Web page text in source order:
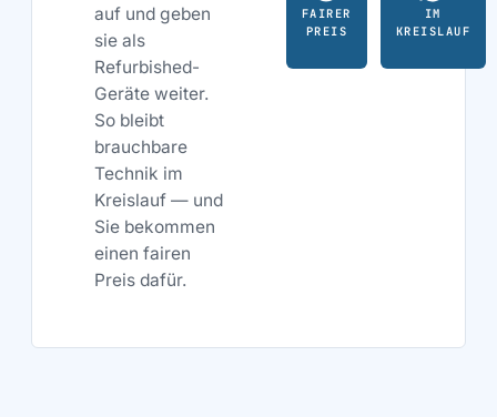
auf und geben
sie als
Refurbished-
Geräte weiter.
So bleibt
brauchbare
Technik im
Kreislauf — und
Sie bekommen
einen fairen
Preis dafür.
FAIRER
PREIS
IM
KREISLAUF